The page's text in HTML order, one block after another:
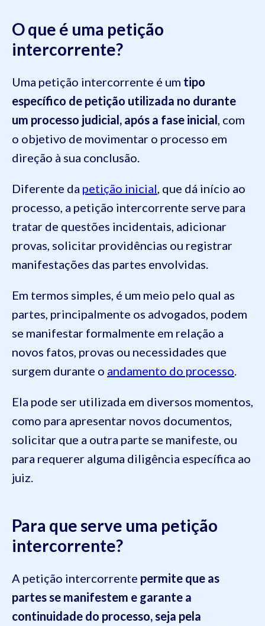
O que é uma petição
intercorrente?
Uma petição intercorrente é um tipo
específico de petição utilizada no durante
um processo judicial, após a fase inicial , com
o objetivo de movimentar o processo em
direção à sua conclusão.
Diferente da petição inicial , que dá início ao
processo, a petição intercorrente serve para
tratar de questões incidentais, adicionar
provas, solicitar providências ou registrar
manifestações das partes envolvidas.
Em termos simples, é um meio pelo qual as
partes, principalmente os advogados, podem
se manifestar formalmente em relação a
novos fatos, provas ou necessidades que
surgem durante o andamento do processo
Ela pode ser utilizada em diversos momentos,
como para apresentar novos documentos,
solicitar que a outra parte se manifeste, ou
para requerer alguma diligência específica ao
juiz.
Para que serve uma petição
intercorrente?
A petição intercorrente permite que as
partes se manifestem e garante a
continuidade do processo, seja pela